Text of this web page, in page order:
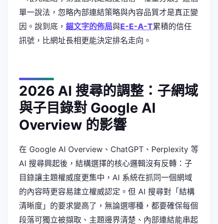
單一說法，忽略內部連結策略與內容品質才是真正變
因。說到底， 錨文字的佈局與E-E-A-T累積的信任
訊號，比網址長相更能決定排名走向。
2026 AI 搜尋的調整：子網域
與子目錄對 Google AI
Overview 的影響
在 Google AI Overview、ChatGPT、Perplexity 等
AI 搜尋興起後，結構選擇的核心邏輯沒有反轉：子
目錄讓主題權威度更集中，AI 系統在抓同一個網域
的內容時更容易建立權威認定。但 AI 搜尋對「結構
清晰度」的要求變高了，無論選哪種，都要確保每個
段落可獨立被擷取、主題邊界清楚、內部連結能串起